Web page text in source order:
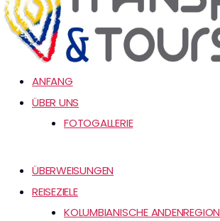
ANFANG
ÜBER UNS
FOTOGALLERIE
ÜBERWEISUNGEN
REISEZIELE
KOLUMBIANISCHE ANDENREGION